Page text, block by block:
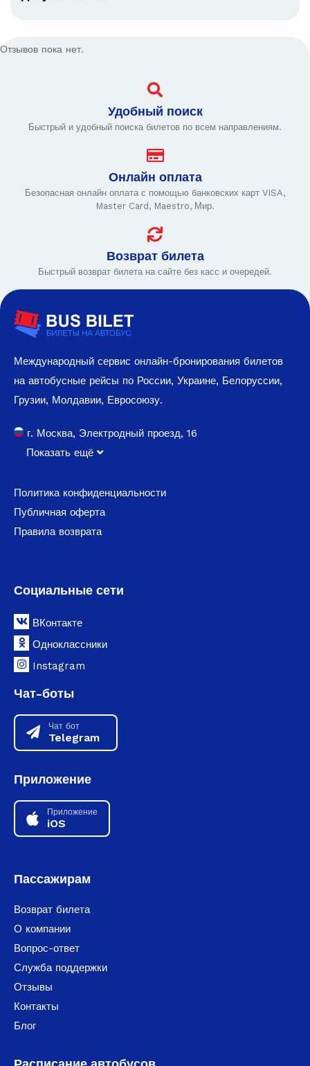
Отзывов пока нет.
Удобный поиск
Быстрый и удобный поиска билетов по всем направлениям.
Онлайн оплата
Безопасная онлайн оплата с помощью банковских карт VISA,
Master Card, Maestro, Мир.
Возврат билета
Быстрый возврат билета на сайте без касс и очередей.
Международный сервис онлайн-бронирования билетов
на автобусные рейсы по России, Украине, Белоруссии,
Грузии, Молдавии, Евросоюзу.
г. Москва, Электродный проезд, 16
Показать ещё
Политика конфиденциальности
Публичная оферта
Правила возврата
Социальные сети
ВКонтакте
Одноклассники
Instagram
Чат-боты
Чат бот
Telegram
Приложение
Приложение
iOS
Пассажирам
Возврат билета
О компании
Вопрос-ответ
Служба поддержки
Отзывы
Контакты
Блог